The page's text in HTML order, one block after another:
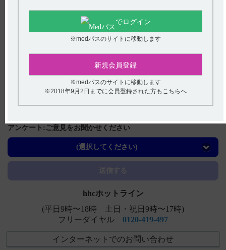
関連するQ&A
【アクトネル錠75mg】 臨床成績について教えてくださ
【アクトネル錠17.5mg】 半減期・Cmaxなど、薬物動態に
【フィコンパ錠・細粒】 半減期・最高血漿中濃度などの
薬物動態パラメータについて教えてください。
アンケート:ご意見をお聞かせください
(選択してください)
でログイン
※medパスのサイトに移動します
新規会員登録
※medパスのサイトに移動します
※2018年9月2日までに会員登録された方もこちらへ
hhcホットライン
(平日9時〜18時 土日・祝日9時〜17時)
フリーダイヤル 0120-419-497
インターネットでのお問い合わせ